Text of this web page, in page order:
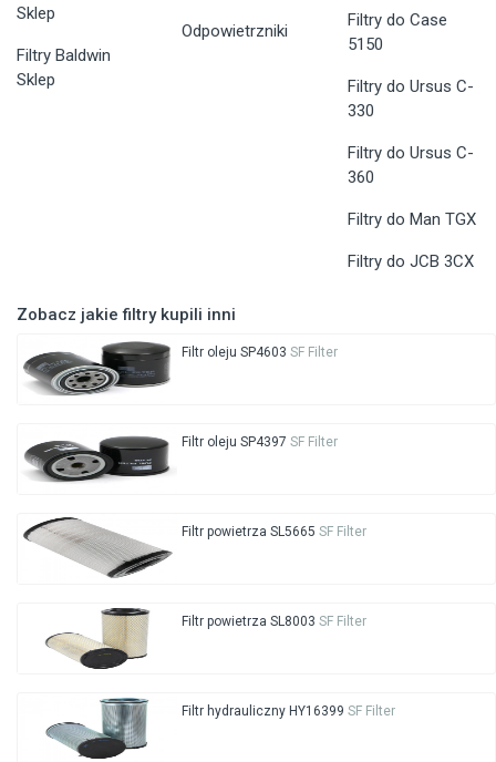
Sklep
Filtry Baldwin
Sklep
Odpowietrzniki
Filtry do Case
5150
Filtry do Ursus C-
330
Filtry do Ursus C-
360
Filtry do Man TGX
Filtry do JCB 3CX
Zobacz jakie filtry kupili inni
Filtr oleju SP4603 SF Filter
Filtr oleju SP4397 SF Filter
Filtr powietrza SL5665 SF Filter
Filtr powietrza SL8003 SF Filter
Filtr hydrauliczny HY16399 SF Filter